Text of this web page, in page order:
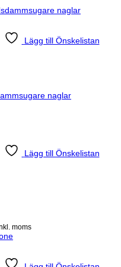
Lägg till Önskelistan
naglar
Lägg till Önskelistan
kr
moms